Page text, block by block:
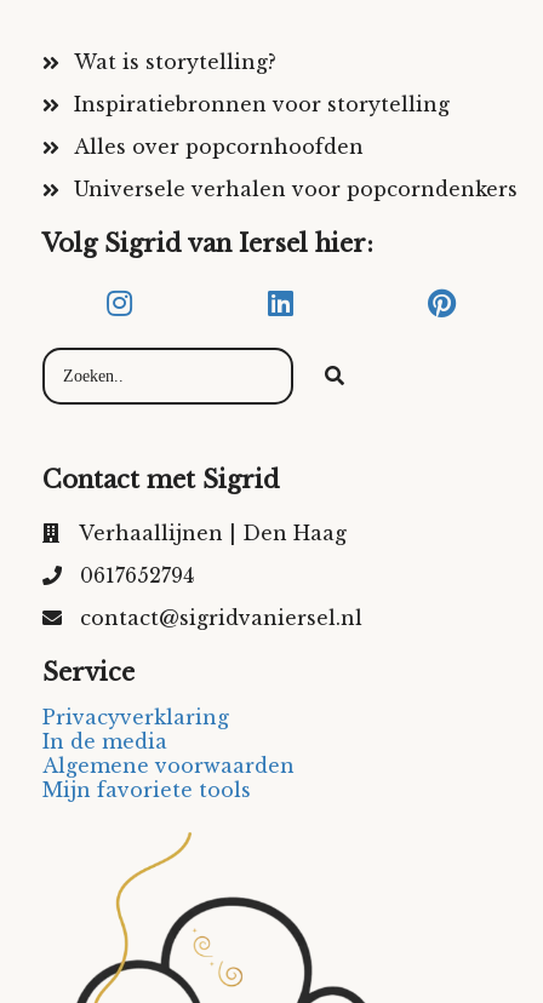
Wat is storytelling?
Inspiratiebronnen voor storytelling
Alles over popcornhoofden
Universele verhalen voor popcorndenkers
Volg Sigrid van Iersel hier:
Contact met Sigrid
Verhaallijnen | Den Haag
0617652794
contact@sigridvaniersel.nl
Service
Privacyverklaring
In de media
Algemene voorwaarden
Mijn favoriete tools